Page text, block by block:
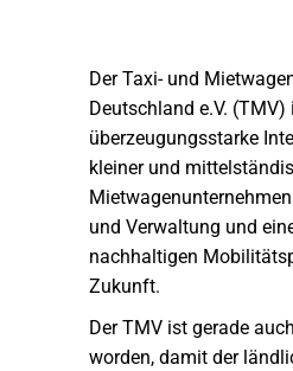
Der Taxi- und
Deutschland e.V. (TMV)
überzeugungsstarke
kleiner und
und Verwaltung und
nachhaltigen
Zukunft.
Der TMV ist gerade
worden, damit der